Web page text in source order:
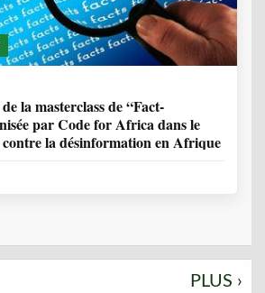
la masterclass de “Fact-
par Code for Africa dans le
la désinformation en Afrique
PLUS ›